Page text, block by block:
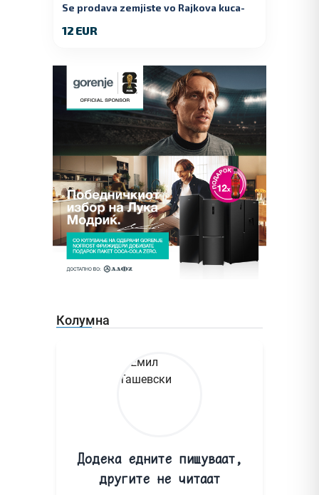
Se prodava zemjiste vo Rajkova kuca-
12 EUR
Колумна
Додека едните пишуваат,
другите не читаат